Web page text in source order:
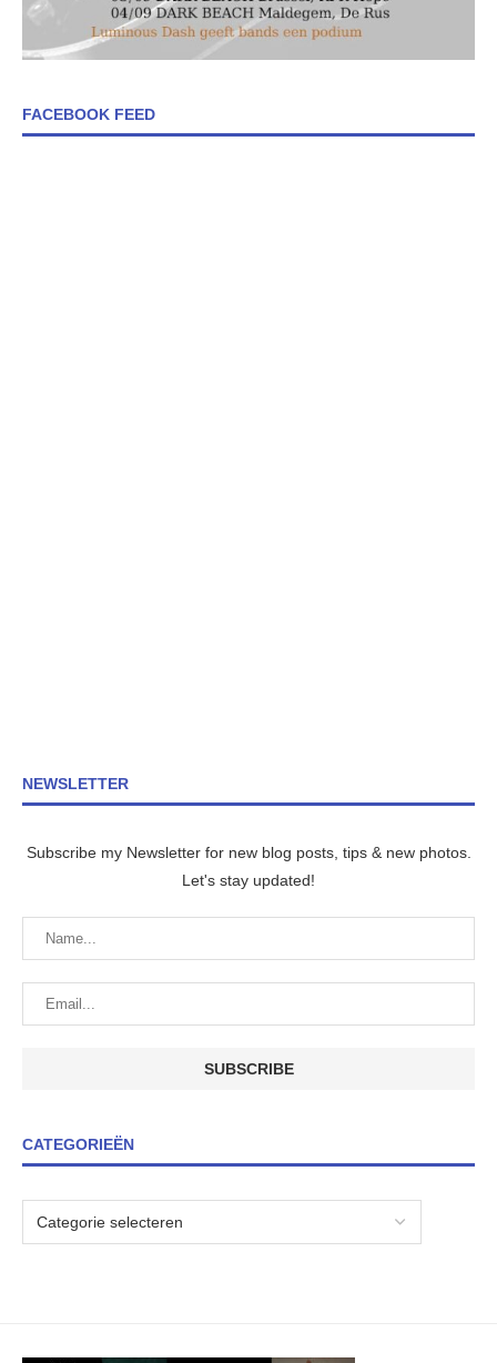
FACEBOOK FEED
NEWSLETTER
Subscribe my Newsletter for new blog posts, tips & new photos.
Let's stay updated!
CATEGORIEËN